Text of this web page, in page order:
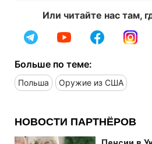
Или читайте нас там,
Больше по теме:
Польша Оружие из США